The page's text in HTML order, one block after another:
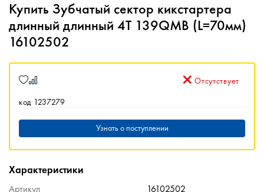
Купить Зубчатый сектор кикстартера
длинный длинный 4T 139QMB (L=70мм)
16102502
код 1237279
Отсутствует
Узнать о поступлении
Характеристики
Артикул 16102502